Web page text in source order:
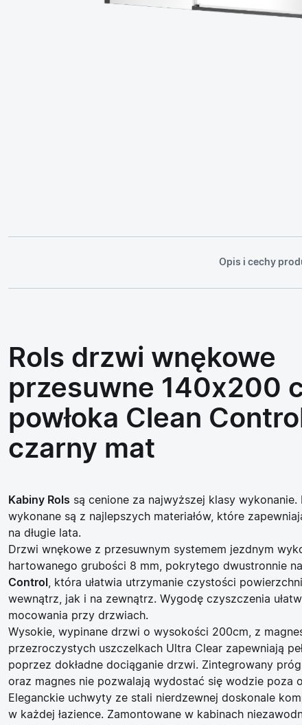
Opis i cechy
Rols drzwi wnękowe
przesuwne 140x200
powłoka Clean
czarny mat
Kabiny Rols są cenione za najwyższej klasy
wykonane są z najlepszych materiałów, które
na długie lata.
Drzwi wnękowe z przesuwnym systemem jezdnym
hartowanego grubości 8 mm, pokrytego dwustronnie
Control
, która ułatwia utrzymanie czystości
wewnątrz, jak i na zewnątrz. Wygodę czyszczenia
mocowania przy drzwiach.
Wysokie, wypinane drzwi o wysokości 200cm, z
przezroczystych uszczelkach Ultra Clear zapewniają
poprzez dokładne dociąganie drzwi. Zintegrowany
oraz magnes nie pozwalają wydostać się wodzie poza
Eleganckie uchwyty ze stali nierdzewnej doskonale
w każdej łazience. Zamontowane w kabinach